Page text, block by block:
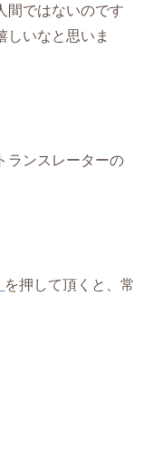
間ではないのです
しいなと思いま
ランスレーターの
を押して頂くと、常